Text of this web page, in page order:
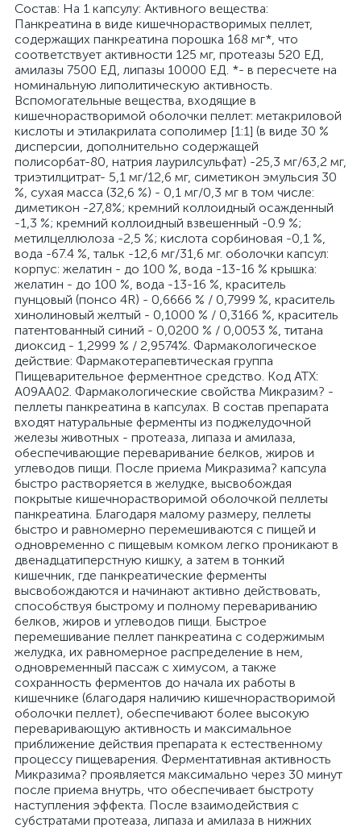
Cостав: На 1 капсулу: Активного вещества:
Панкреатина в виде кишечнорастворимых пеллет,
содержащих панкреатина порошка 168 мг*, что
соответствует активности 125 мг, протеазы 520 ЕД,
амилазы 7500 ЕД, липазы 10000 ЕД. *- в пересчете на
номинальную липолитическую активность.
Вспомогательные вещества, входящие в
кишечнорастворимой оболочки пеллет: метакриловой
кислоты и этилакрилата сополимер [1:1] (в виде 30 %
дисперсии, дополнительно содержащей
полисорбат-80, натрия лаурилсульфат) -25,3 мг/63,2 мг,
триэтилцитрат- 5,1 мг/12,6 мг, симетикон эмульсия 30
%, сухая масса (32,6 %) - 0,1 мг/0,3 мг в том числе:
диметикон -27,8%; кремний коллоидный осажденный
-1,3 %; кремний коллоидный взвешенный -0.9 %;
метилцеллюлоза -2,5 %; кислота сорбиновая -0,1 %,
вода -67.4 %, тальк -12,6 мг/31,6 мг. оболочки капсул:
корпус: желатин - до 100 %, вода -13-16 % крышка:
желатин - до 100 %, вода -13-16 %, краситель
пунцовый (понсо 4R) - 0,6666 % / 0,7999 %, краситель
хинолиновый желтый - 0,1000 % / 0,3166 %, краситель
патентованный синий - 0,0200 % / 0,0053 %, титана
диоксид - 1,2999 % / 2,9574%. Фармакологическое
действие: Фармакотерапевтическая группа
Пищеварительное ферментное средство. Код АТХ:
А09АА02. Фармакологические свойства Микразим? -
пеллеты панкреатина в капсулах. В состав препарата
входят натуральные ферменты из поджелудочной
железы животных - протеаза, липаза и амилаза,
обеспечивающие переваривание белков, жиров и
углеводов пищи. После приема Микразима? капсула
быстро растворяется в желудке, высвобождая
покрытые кишечнорастворимой оболочкой пеллеты
панкреатина. Благодаря малому размеру, пеллеты
быстро и равномерно перемешиваются с пищей и
одновременно с пищевым комком легко проникают в
двенадцатиперстную кишку, а затем в тонкий
кишечник, где панкреатические ферменты
высвобождаются и начинают активно действовать,
способствуя быстрому и полному перевариванию
белков, жиров и углеводов пищи. Быстрое
перемешивание пеллет панкреатина с содержимым
желудка, их равномерное распределение в нем,
одновременный пассаж с химусом, а также
сохранность ферментов до начала их работы в
кишечнике (благодаря наличию кишечнорастворимой
оболочки пеллет), обеспечивают более высокую
переваривающую активность и максимальное
приближение действия препарата к естественному
процессу пищеварения. Ферментативная активность
Микразима? проявляется максимально через 30 минут
после приема внутрь, что обеспечивает быстроту
наступления эффекта. После взаимодействия с
субстратами протеаза, липаза и амилаза в нижних